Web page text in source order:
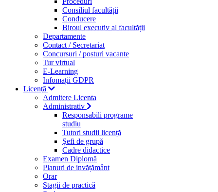
Consiliul facultății
Conducere
Biroul executiv al facultății
Departamente
Contact / Secretariat
Concursuri / posturi vacante
Tur virtual
E-Learning
Infomații GDPR
Licență
Admitere Licenta
Administrativ
Responsabili programe
studiu
Tutori studii licență
Şefi de grupă
Cadre didactice
Examen Diplomă
Planuri de invățământ
Orar
Stagii de practică